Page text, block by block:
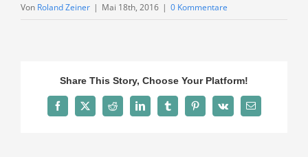
Von Roland Zeiner | Mai 18th, 2016 | 0 Kommentare
Share This Story, Choose Your Platform!
Facebook
X Reddit LinkedInTumblrPinterest
Vk
E-
Mail